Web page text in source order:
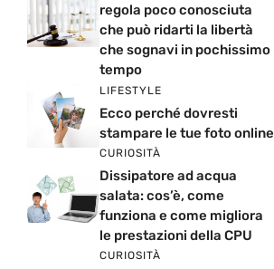
regola poco conosciuta
che può ridarti la libertà
che sognavi in pochissimo
tempo
LIFESTYLE
Ecco perché dovresti
stampare le tue foto online
CURIOSITÀ
Dissipatore ad acqua
salata: cos’è, come
funziona e come migliora
le prestazioni della CPU
CURIOSITÀ